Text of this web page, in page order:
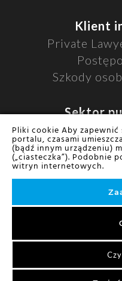
Klient
Private
Szkody
Sektor
Sektor
Jednostki
©
Strategia,
Pliki cookie Aby
portalu, czasami
(bądź innym urządzeniu)
(„ciasteczka”). Podobnie
witryn internetowych.